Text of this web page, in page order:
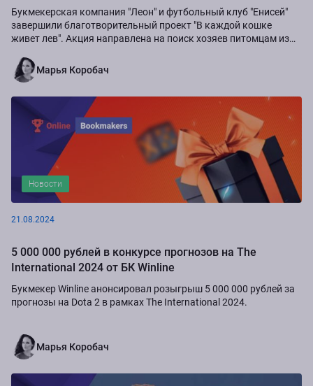
Букмекерская компания "Леон" и футбольный клуб "Енисей"
завершили благотворительный проект "В каждой кошке
живет лев". Акция направлена на поиск хозяев питомцам из
Марья Коробач
Новости
21.08.2024
5 000 000 рублей в конкурсе прогнозов на The
International 2024 от БК Winline
Букмекер Winline анонсировал розыгрыш 5 000 000 рублей за
прогнозы на Dota 2 в рамках The International 2024.
Марья Коробач